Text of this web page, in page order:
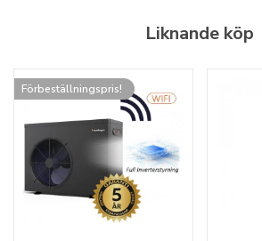
Liknande köp
Förbeställningspris!